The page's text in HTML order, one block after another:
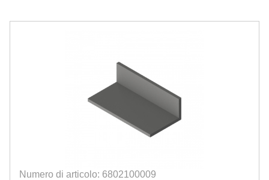
Numero di articolo: 6802100009